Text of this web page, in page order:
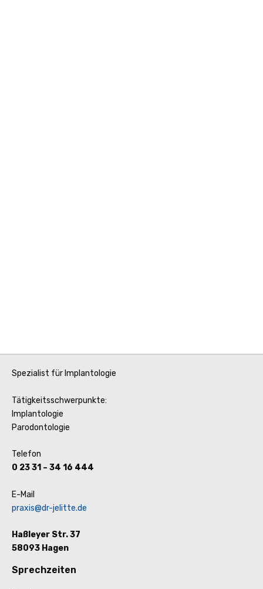
Spezialist für Implantologie
Tätigkeitsschwerpunkte:
Implantologie
Parodontologie
Telefon
0 23 31 – 34 16 444
E-Mail
praxis@dr-jelitte.de
Haßleyer Str. 37
58093 Hagen
Sprechzeiten